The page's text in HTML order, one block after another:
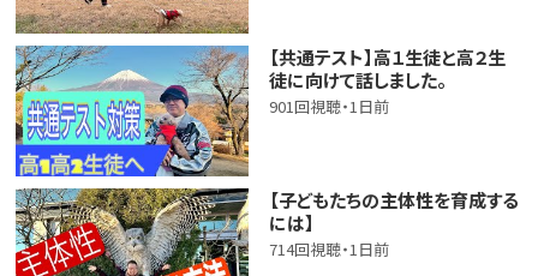
【共通テスト】高１生徒と高２生
徒に向けて話しました。
901回視聴・1日前
【子どもたちの主体性を育成する
には】
714回視聴・1日前